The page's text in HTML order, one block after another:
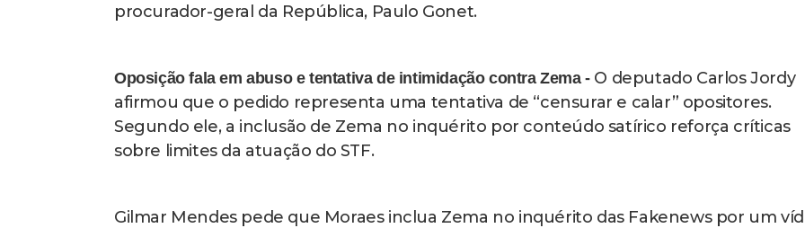
procurador-geral da República, Paulo Gonet.
Oposição fala em abuso e tentativa de intimidação contra Zema - O deputado Carlos Jordy
afirmou que o pedido representa uma tentativa de “censurar e calar” opositores.
Segundo ele, a inclusão de Zema no inquérito por conteúdo satírico reforça críticas
sobre limites da atuação do STF.
Gilmar Mendes pede que Moraes inclua Zema no inquérito das Fakenews por um